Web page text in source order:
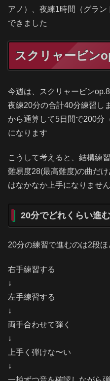
アノ）、夜練1時間（グラ
できました
スクリャービン
今週は、スクリャービン
夜練20分の合計40分練習し
から通算して5日間で200分
になります
こうして考えると、結構練
難易度28(最高難度)の曲だ
はなかなか上手になりません
20分でどれくらい進
20分の練習で進むのは2段ほ
右手練習する
↓
左手練習する
↓
両手合わせて弾く
↓
上手く弾けな〜い
↓